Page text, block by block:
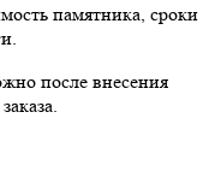
памятника, сроки
после внесения